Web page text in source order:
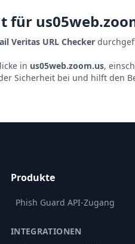
für
Veritas URL Checker
in us05web.zoom.us,
Sicherheit bei und hilft den
Produkte
Phish Guard API-Zugang
INTEGRATIONEN